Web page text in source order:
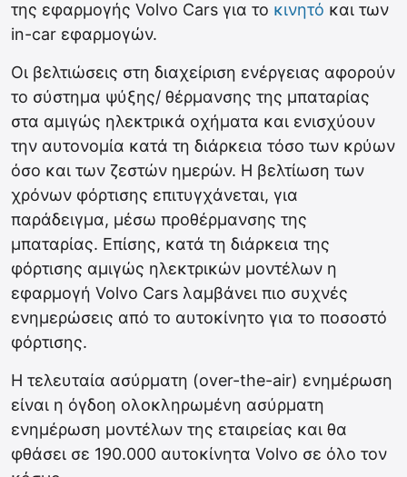
της εφαρμογής Volvo Cars για το κινητό και των
in-car εφαρμογών.
Οι βελτιώσεις στη διαχείριση ενέργειας αφορούν
το σύστημα ψύξης/ θέρμανσης της μπαταρίας
στα αμιγώς ηλεκτρικά οχήματα και ενισχύουν
την αυτονομία κατά τη διάρκεια τόσο των κρύων
όσο και των ζεστών ημερών. Η βελτίωση των
χρόνων φόρτισης επιτυγχάνεται, για
παράδειγμα, μέσω προθέρμανσης της
μπαταρίας. Επίσης, κατά τη διάρκεια της
φόρτισης αμιγώς ηλεκτρικών μοντέλων η
εφαρμογή Volvo Cars λαμβάνει πιο συχνές
ενημερώσεις από το αυτοκίνητο για το ποσοστό
φόρτισης.
Η τελευταία ασύρματη (over-the-air) ενημέρωση
είναι η όγδοη ολοκληρωμένη ασύρματη
ενημέρωση μοντέλων της εταιρείας και θα
φθάσει σε 190.000 αυτοκίνητα Volvo σε όλο τον